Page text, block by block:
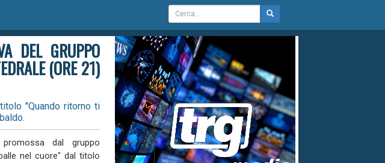
DEL GRUPPO
(ORE 21)
"Quando ritorno ti
dal gruppo
nel cuore" dal titolo